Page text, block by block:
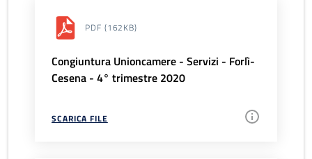
PDF (162KB)
Congiuntura Unioncamere - Servizi - Forlì-
Cesena - 4° trimestre 2020
SCARICA FILE